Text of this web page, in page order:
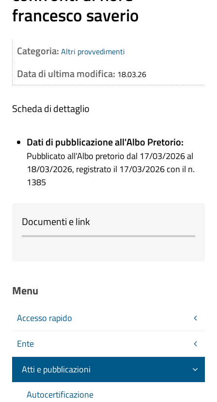
francesco saverio
Categoria: Altri provvedimenti
Data di ultima modifica: 18.03.26
Scheda di dettaglio
Dati di pubblicazione all'Albo Pretorio:
Pubblicato all'Albo pretorio dal 17/03/2026 al
18/03/2026, registrato il 17/03/2026 con il n.
1385
Documenti e link
Menu
Accesso rapido
Ente
Atti e pubblicazioni
Autocertificazione